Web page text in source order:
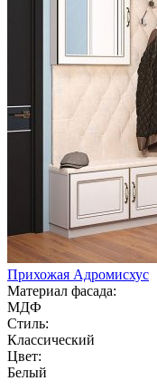
Прихожая Адромисхус
Материал фасада:
МДФ
Стиль:
Классический
Цвет:
Белый